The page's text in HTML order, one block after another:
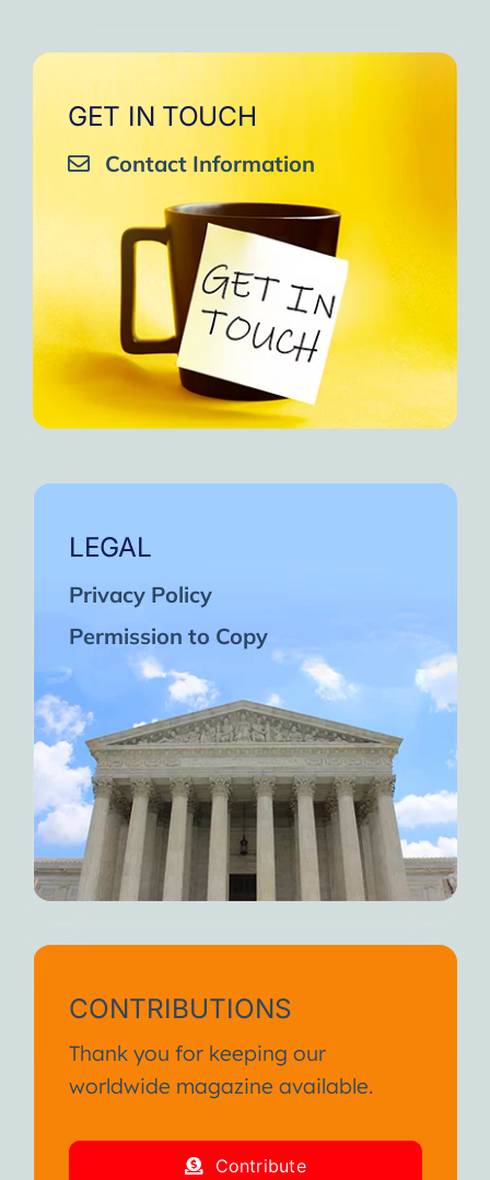
GET IN TOUCH
Contact Information
LEGAL
Privacy Policy
Permission to Copy
CONTRIBUTIONS
Thank you for keeping our
worldwide magazine available.
Contribute